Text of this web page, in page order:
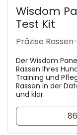
Wisdom
Test Kit
Präzise
Der Wisdom
Rassen Ihres
Training und
Rassen in der
und klar.